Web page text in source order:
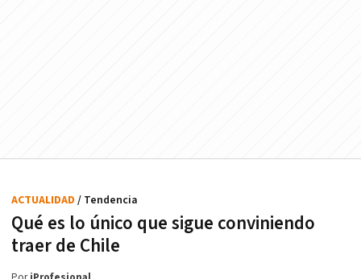
Qué es lo único que sigue conviniendo
traer de Chile
ACTUALIDAD / Tendencia